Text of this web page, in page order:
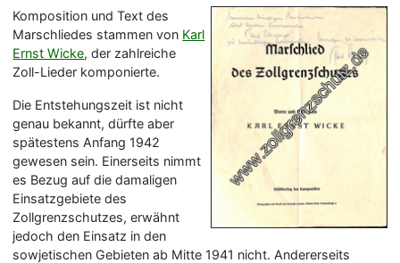
Komposition und Text des
Marschliedes stammen von Karl
Ernst Wicke, der zahlreiche
Zoll-Lieder komponierte.
Die Entstehungszeit ist nicht
genau bekannt, dürfte aber
spätestens Anfang 1942
gewesen sein. Einerseits nimmt
es Bezug auf die damaligen
Einsatzgebiete des
Zollgrenzschutzes, erwähnt
jedoch den Einsatz in den
sowjetischen Gebieten ab Mitte 1941 nicht. Andererseits